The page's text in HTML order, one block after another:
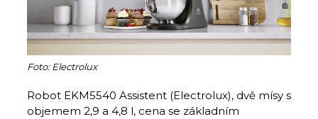
Foto: Electrolux
Robot EKM5540 Assistent (Electrolux), dvě mísy s
objemem 2,9 a 4,8 l, cena se základním